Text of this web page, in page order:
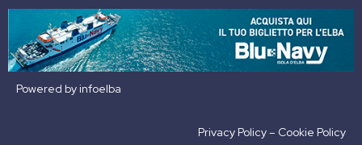
Powered byinfoelba
Privacy Policy– Cookie Policy